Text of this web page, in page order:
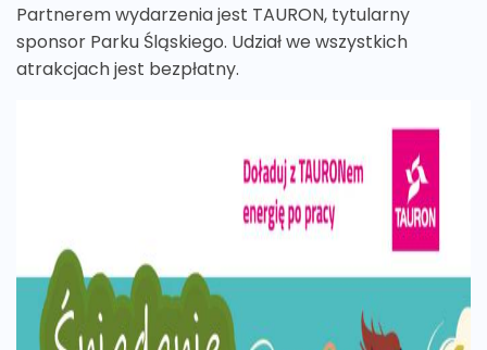
Partnerem wydarzenia jest TAURON, tytularny
sponsor Parku Śląskiego. Udział we wszystkich
atrakcjach jest bezpłatny.